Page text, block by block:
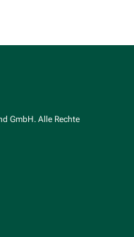
GmbH. Alle Rechte